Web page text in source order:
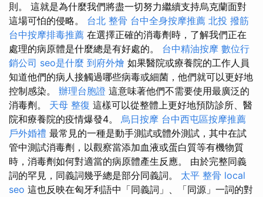
則。 這就是為什麼我們將盡一切努力繼續支持烏克蘭面對
這場可怕的侵略。 台北 整骨 台中全身按摩推薦 北投 撥筋
台中按摩排毒推薦 在選擇正確的消毒劑時，了解我們正在
處理的病原體是什麼總是有好處的。 台中精油按摩 數位行
銷公司 seo是什麼 到府外燴 如果醫院或療養院的工作人員
知道他們的病人接觸過哪些病毒或細菌，他們就可以更好地
控制感染。 辦理台胞證 這意味著他們不需要使用最廣泛的
消毒劑。 天母 整復 這樣可以從整體上更好地預防診所、醫
院和療養院的疫情爆發4。 烏日按摩 台中西屯區按摩推薦
戶外婚禮 最常見的一種是動手測試或體外測試，其中在試
管中測試消毒劑，以觀察當添加血液或蛋白質等有機物質
時，消毒劑如何對適當的病原體產生反應。 由於完整同義
詞的罕見，同義詞幾乎總是部分同義詞。 太平 整骨 local
seo 這也反映在匈牙利語中「同義詞」、「同源」一詞的對